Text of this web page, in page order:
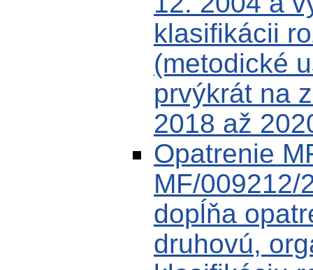
klasifikácii
(metodické
prvýkrát na
2018 až
Opatrenie
MF/009212/
dopĺňa
druhovú,